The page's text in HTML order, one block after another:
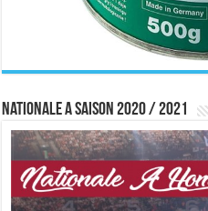
Nationale A saison 2020 / 2021